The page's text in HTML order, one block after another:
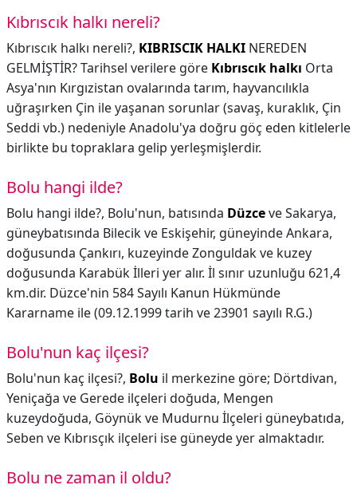
Kıbrıscık halkı nereli?
Kıbrıscık halkı nereli?, KIBRISCIK HALKI NEREDEN
GELMİŞTİR? Tarihsel verilere göre Kıbrıscık halkı Orta
Asya'nın Kırgızistan ovalarında tarım, hayvancılıkla
uğraşırken Çin ile yaşanan sorunlar (savaş, kuraklık, Çin
Seddi vb.) nedeniyle Anadolu'ya doğru göç eden kitlelerle
birlikte bu topraklara gelip yerleşmişlerdir.
Bolu hangi ilde?
Bolu hangi ilde?, Bolu'nun, batısında Düzceve Sakarya,
güneybatısında Bilecik ve Eskişehir, güneyinde Ankara,
doğusunda Çankırı, kuzeyinde Zonguldak ve kuzey
doğusunda Karabük İlleri yer alır. İl sınır uzunluğu 621,4
km.dir. Düzce'nin 584 Sayılı Kanun Hükmünde
Kararname ile (09.12.1999 tarih ve 23901 sayılı R.G.)
Bolu'nun kaç ilçesi?
Bolu'nun kaç ilçesi?, Bolu il merkezine göre; Dörtdivan,
Yeniçağa ve Gerede ilçeleri doğuda, Mengen
kuzeydoğuda, Göynük ve Mudurnu İlçeleri güneybatıda,
Seben ve Kıbrısçık ilçeleri ise güneyde yer almaktadır.
Bolu ne zaman il oldu?